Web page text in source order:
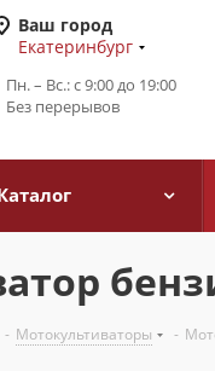
Ваш город
Екатеринбург
Пн. – Вс.: с 9:00 до 19:00
Без перерывов
- Мотокультиваторы -